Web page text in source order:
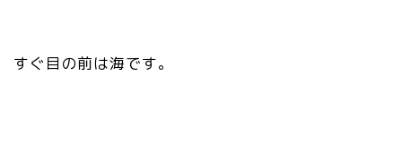
すぐ目の前は海です。